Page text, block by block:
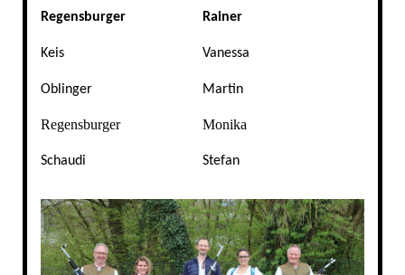
Regensburger Rainer
Keis Vanessa
Oblinger Martin
Regensburger Monika
Schaudi Stefan